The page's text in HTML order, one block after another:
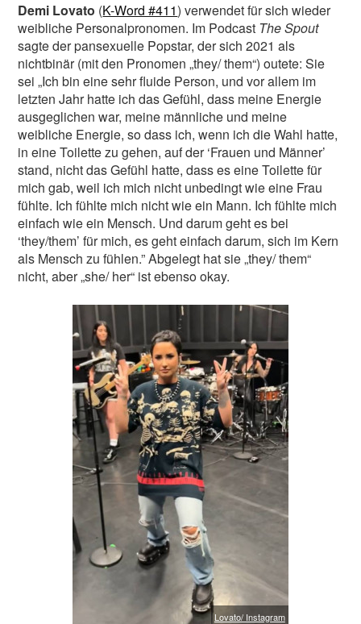
Demi Lovato (K-Word #411) verwendet für sich wieder
weibliche Personalpronomen. Im Podcast The Spout
sagte der pansexuelle Popstar, der sich 2021 als
nichtbinär (mit den Pronomen „they/ them“) outete: Sie
sei „Ich bin eine sehr fluide Person, und vor allem im
letzten Jahr hatte ich das Gefühl, dass meine Energie
ausgeglichen war, meine männliche und meine
weibliche Energie, so dass ich, wenn ich die Wahl hatte,
in eine Toilette zu gehen, auf der ‘Frauen und Männer’
stand, nicht das Gefühl hatte, dass es eine Toilette für
mich gab, weil ich mich nicht unbedingt wie eine Frau
fühlte. Ich fühlte mich nicht wie ein Mann. Ich fühlte mich
einfach wie ein Mensch. Und darum geht es bei
‘they/them’ für mich, es geht einfach darum, sich im Kern
als Mensch zu fühlen.” Abgelegt hat sie „they/ them“
nicht, aber „she/ her“ ist ebenso okay.
Lovato/ Instagram